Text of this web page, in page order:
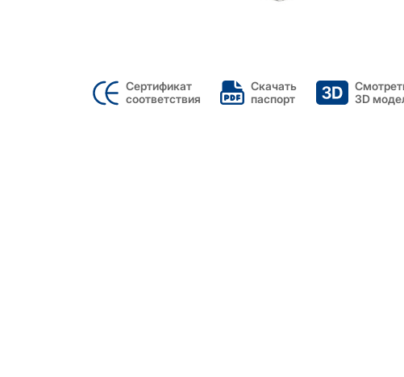
Сертификат
соответствия
Скачать
паспорт
3D